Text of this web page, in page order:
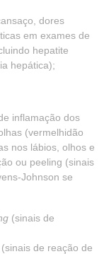
dores
em exames de
hepatite
hepática);
inflamação dos
(vermelhidão
nos lábios, olhos e
ou peeling (sinais
Johnson se
(sinais de
de reação de